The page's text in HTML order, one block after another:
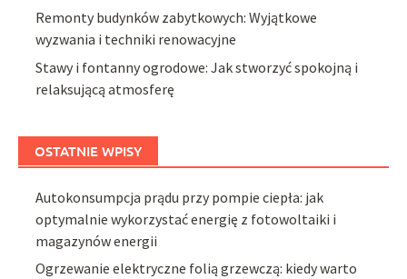
Remonty budynków zabytkowych: Wyjątkowe
wyzwania i techniki renowacyjne
Stawy i fontanny ogrodowe: Jak stworzyć spokojną i
relaksującą atmosferę
OSTATNIE WPISY
Autokonsumpcja prądu przy pompie ciepła: jak
optymalnie wykorzystać energię z fotowoltaiki i
magazynów energii
Ogrzewanie elektryczne folią grzewczą: kiedy warto